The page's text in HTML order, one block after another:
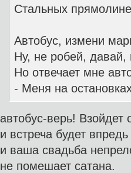
Стальных
Автобус, измени
Ну, не робей, давай,
Но отвечает мне
- Меня на
автобус-верь! Взойдет
и встреча будет
и ваша свадьба
не помешает сатана.